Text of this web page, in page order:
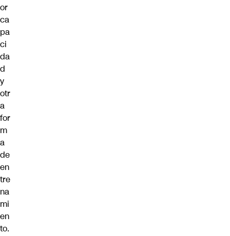
or
ca
pa
ci
da
d
y
otr
a
for
m
a
de
en
tre
na
mi
en
to.